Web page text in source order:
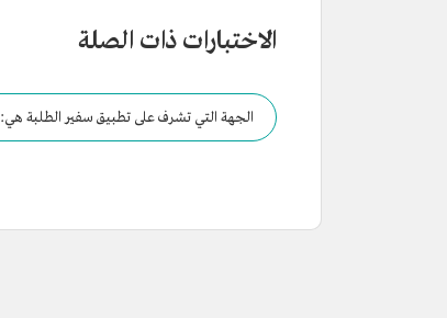
الاختبارات ذات الصلة
الجهة التي تشرف على تطبيق سفير الطلبة هي: